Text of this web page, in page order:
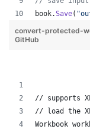
book.Save(
convert-protected-
GitHub
// supports
// load the
Workbook